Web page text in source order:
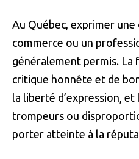
Au Québec, exprimer
commerce ou un
généralement permis.
critique honnête et de
la liberté d’expression, et
trompeurs ou
porter atteinte à la